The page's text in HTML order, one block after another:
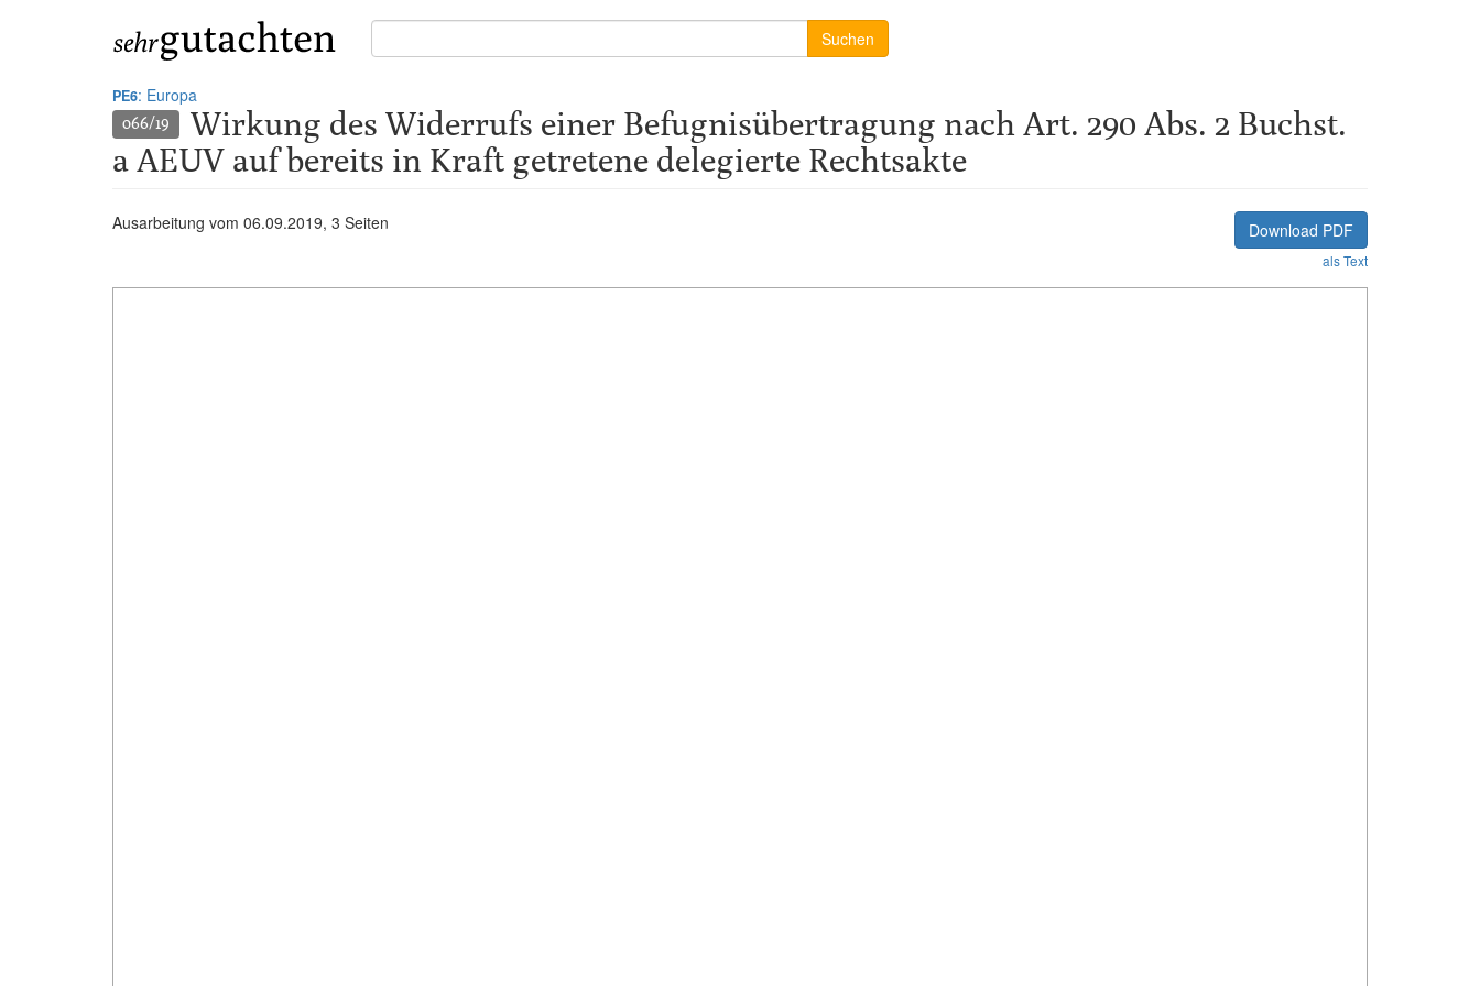
Suche
in
Suchen
PE6: Europa
066/19
Wirkung des Widerrufs einer Befugnisübertragung nach Art. 290 Abs. 2 Buchst.
a AEUV auf bereits in Kraft getretene delegierte Rechtsakte
Ausarbeitung vom 06.09.2019, 3 Seiten Download PDF
als Text